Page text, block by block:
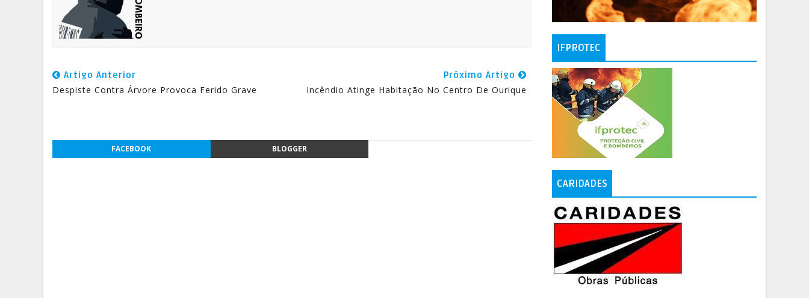
Artigo Anterior
Despiste Contra Árvore Provoca Ferido Grave
Próximo Artigo
Incêndio Atinge Habitação No Centro De Ourique
FACEBOOK BLOGGER
IFPROTEC
CARIDADES